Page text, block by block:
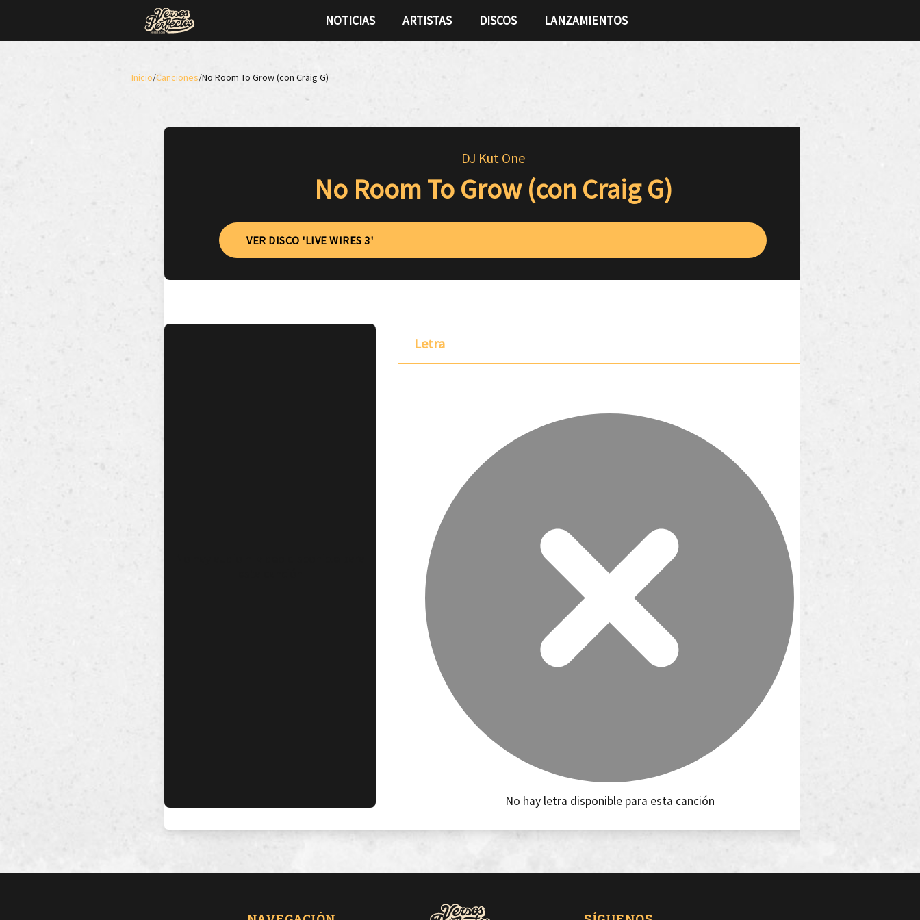
NOTICIAS ARTISTAS DISCOS LANZAMIENTOS
Inicio/Canciones/No Room To Grow (con Craig G)
DJ Kut One
No Room To Grow (con Craig G)
VER DISCO 'LIVE WIRES 3'
Letra
No hay letra disponible para esta canción